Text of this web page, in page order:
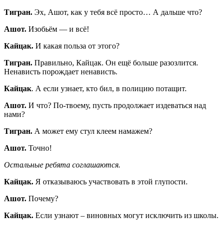
Тигран. Эх, Ашот, как у тебя всё просто… А дальше что?
Ашот. Изобьём — и всё!
Кайцак. И какая польза от этого?
Тигран. Правильно, Кайцак. Он ещё больше разозлится.
Ненависть порождает ненависть.
Кайцак. А если узнает, кто бил, в полицию потащит.
Ашот. И что? По-твоему, пусть продолжает издеваться над
нами?
Тигран. А может ему стул клеем намажем?
Ашот. Точно!
Остальные ребята соглашаются.
Кайцак. Я отказываюсь участвовать в этой глупости.
Ашот. Почему?
Кайцак. Если узнают – виновных могут исключить из школы.